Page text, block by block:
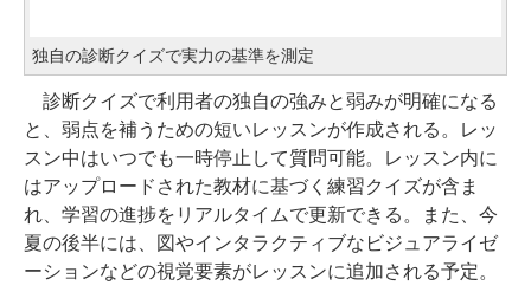
独自の診断クイズで実力の基準を測定
診断クイズで利用者の独自の強みと弱みが明確になる
と、弱点を補うための短いレッスンが作成される。レッ
スン中はいつでも一時停止して質問可能。レッスン内に
はアップロードされた教材に基づく練習クイズが含ま
れ、学習の進捗をリアルタイムで更新できる。また、今
夏の後半には、図やインタラクティブなビジュアライゼ
ーションなどの視覚要素がレッスンに追加される予定。